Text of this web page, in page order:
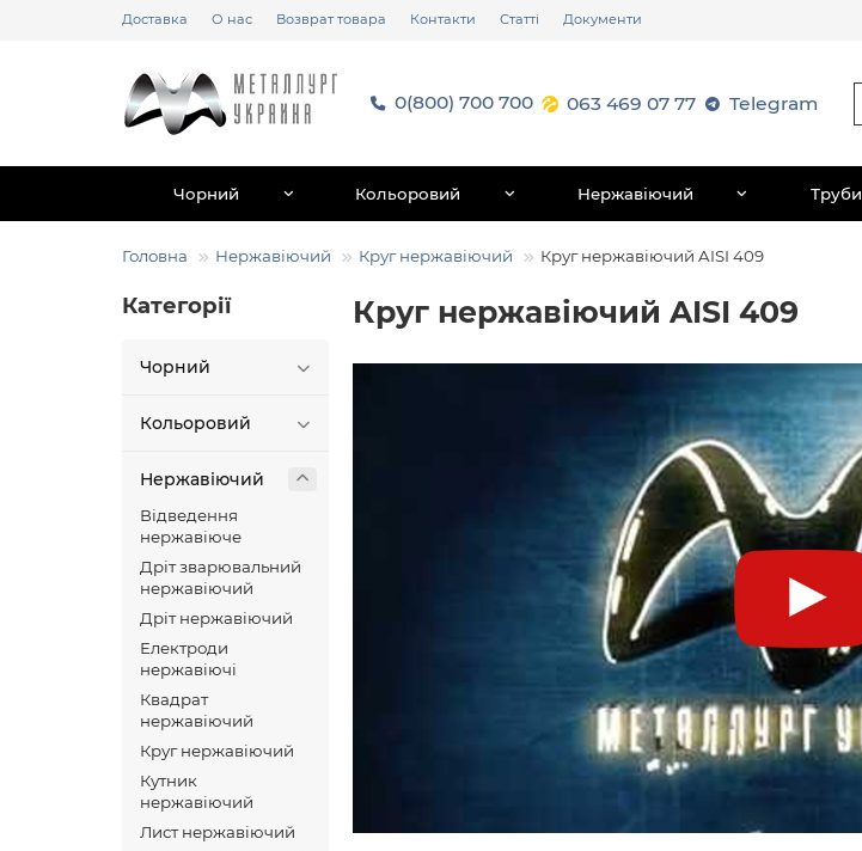
Доставка О нас Возврат товара Контакти Статті Документи
0(800) 700 700 063 469 07 77 Telegram
Чорний Кольоровий Нержавіючий Труби
Головна Нержавіючий Круг нержавіючий Круг нержавіючий AISI 409
Категорії
Чорний
Кольоровий
Нержавіючий
Відведення
нержавіюче
Дріт зварювальний
нержавіючий
Дріт нержавіючий
Електроди
нержавіючі
Квадрат
нержавіючий
Круг нержавіючий
Кутник
нержавіючий
Лист нержавіючий
Круг нержавіючий AISI 409